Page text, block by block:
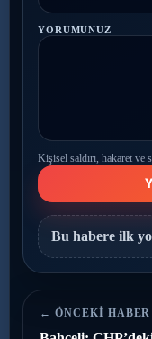
YORUMUNUZ
Kişisel saldırı, hakaret ve
Bu habere ilk
← ÖNCEKI HABER